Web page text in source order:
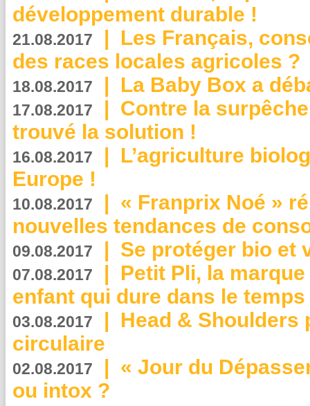
développement durable !
21.08.2017 | Les Français,
des races locales agricoles ?
18.08.2017 | La Baby Box a
17.08.2017 | Contre la
trouvé la solution !
16.08.2017 | L’agriculture
Europe !
10.08.2017 | « Franprix Noé »
nouvelles tendances de
09.08.2017 | Se protéger bio et
07.08.2017 | Petit Pli, la
enfant qui dure dans le temps
03.08.2017 | Head & Shoulders
circulaire
02.08.2017 | « Jour du
ou intox ?